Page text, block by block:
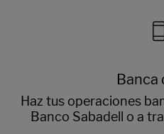
Banca
Haz tus operaciones
Banco Sabadell o a